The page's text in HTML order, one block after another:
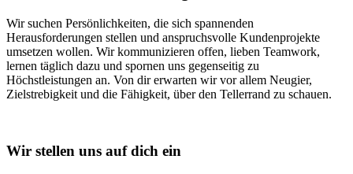
Wir suchen Persönlichkeiten, die sich spannenden
Herausforderungen stellen und anspruchsvolle Kundenprojekte
umsetzen wollen. Wir kommunizieren offen, lieben Teamwork,
lernen täglich dazu und spornen uns gegenseitig zu
Höchstleistungen an. Von dir erwarten wir vor allem Neugier,
Zielstrebigkeit und die Fähigkeit, über den Tellerrand zu schauen.
Wir stellen uns auf dich ein